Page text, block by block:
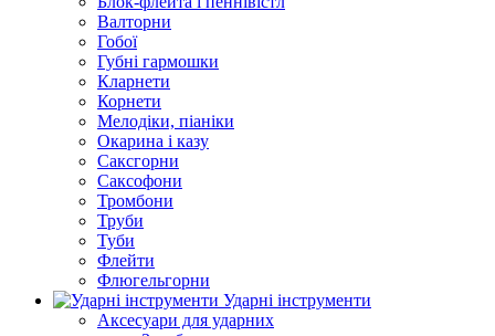
Валторни
Гобої
Губні гармошки
Кларнети
Корнети
Мелодіки, піаніки
Окарина і казу
Саксгорни
Саксофони
Тромбони
Труби
Туби
Флейти
Флюгельгорни
Ударні інструменти
Аксесуари для ударних